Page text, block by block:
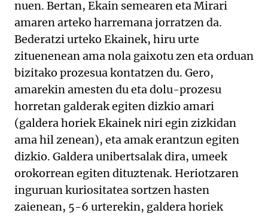
nuen. Bertan, Ekain semearen eta Mirari
amaren arteko harremana jorratzen da.
Bederatzi urteko Ekainek, hiru urte
zituenenean ama nola gaixotu zen eta orduan
bizitako prozesua kontatzen du. Gero,
amarekin amesten du eta dolu-prozesu
horretan galderak egiten dizkio amari
(galdera horiek Ekainek niri egin zizkidan
ama hil zenean), eta amak erantzun egiten
dizkio. Galdera unibertsalak dira, umeek
orokorrean egiten dituztenak. Heriotzaren
inguruan kuriositatea sortzen hasten
zaienean, 5-6 urterekin, galdera horiek